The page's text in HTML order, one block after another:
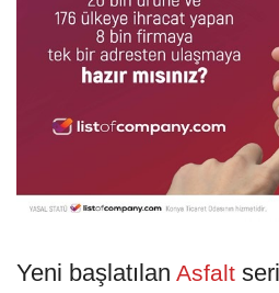
Yeni başlatılan Asfalt